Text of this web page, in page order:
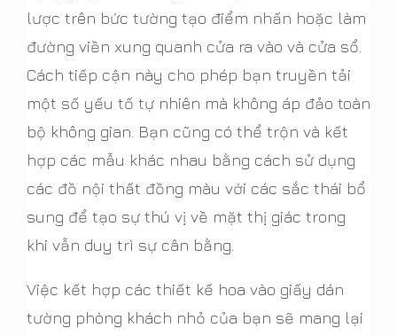
lược trên bức tường tạo điểm nhấn hoặc làm
đường viền xung quanh cửa ra vào và cửa sổ.
Cách tiếp cận này cho phép bạn truyền tải
một số yếu tố tự nhiên mà không áp đảo toàn
bộ không gian. Bạn cũng có thể trộn và kết
hợp các mẫu khác nhau bằng cách sử dụng
các đồ nội thất đồng màu với các sắc thái bổ
sung để tạo sự thú vị về mặt thị giác trong
khi vẫn duy trì sự cân bằng.
Việc kết hợp các thiết kế hoa vào giấy dán
tường phòng khách nhỏ của bạn sẽ mang lại